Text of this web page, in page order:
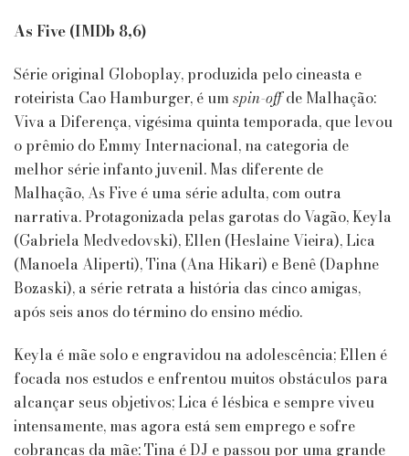
As Five (IMDb 8,6)
Série original Globoplay, produzida pelo cineasta e
roteirista Cao Hamburger, é umspin-offde Malhação:
Viva a Diferença, vigésima quinta temporada, que levou
o prêmio do Emmy Internacional, na categoria de
melhor série infanto juvenil. Mas diferente de
Malhação, As Five é uma série adulta, com outra
narrativa. Protagonizada pelas garotas do Vagão, Keyla
(Gabriela Medvedovski), Ellen (Heslaine Vieira), Lica
(Manoela Aliperti), Tina (Ana Hikari) e Benê (Daphne
Bozaski), a série retrata a história das cinco amigas,
após seis anos do término do ensino médio.
Keyla é mãe solo e engravidou na adolescência; Ellen é
focada nos estudos e enfrentou muitos obstáculos para
alcançar seus objetivos; Lica é lésbica e sempre viveu
intensamente, mas agora está sem emprego e sofre
cobranças da mãe; Tina é DJ e passou por uma grande